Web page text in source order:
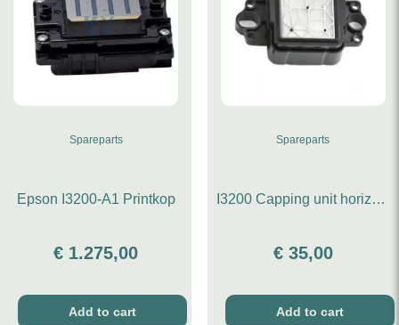
Spareparts
Epson I3200-A1 Printkop
€ 1.275,00
Add to cart
Spareparts
I3200 Capping unit horizontaal
€35,00
Add to cart